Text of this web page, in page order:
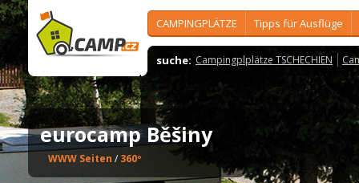
CAMPINGPLÄTZE Tipps für Ausflüge
suche: Campingplplätze TSCHECHIEN
eurocamp Běšiny
WWW Seiten / 360º